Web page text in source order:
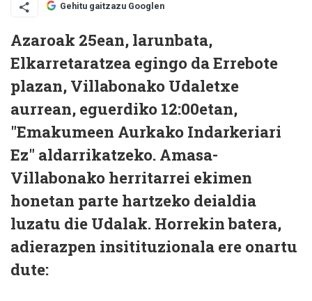
Gehitu gaitzazu Googlen
Azaroak 25ean, larunbata,
Elkarretaratzea egingo da Errebote
plazan, Villabonako Udaletxe
aurrean, eguerdiko 12:00etan,
"Emakumeen Aurkako Indarkeriari
Ez" aldarrikatzeko. Amasa-
Villabonako herritarrei ekimen
honetan parte hartzeko deialdia
luzatu die Udalak. Horrekin batera,
adierazpen insitituzionala ere onartu
dute: